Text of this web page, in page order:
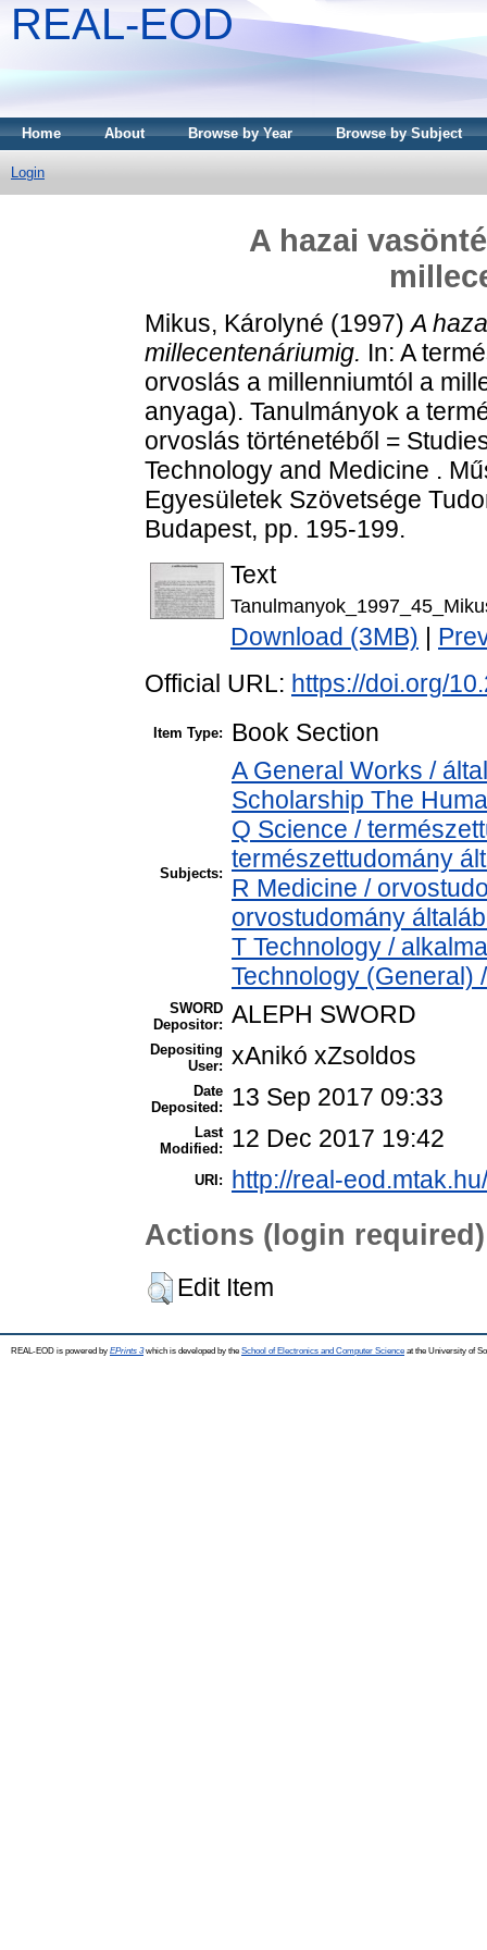
REAL-EOD
Home About Browse by Year Browse by Subject
Login
A hazai
Mikus, Károlyné (1997)A
millecentenáriumig. In: A
orvoslás a millenniumtól a
anyaga). Tanulmányok a
orvoslás történetéből =
Technology and Medicine .
Egyesületek Szövetsége
Budapest, pp. 195-199.
Text
Download (3MB)
Official URL: https://doi.org/
Item Type: Book Section
Subjects:
A General Works /
Scholarship The
Q Science /
természettudomány
R Medicine /
orvostudomány
T Technology /
Technology (General)
SWORD
Depositor: ALEPH SWORD
Depositing
User: xAnikó xZsoldos
Date
Deposited:
13 Sep 2017 09:33
Last
Modified:
12 Dec 2017 19:42
URI: http://real-
Actions (login required)
Edit Item
REAL-EOD is powered by EPrints 3which is developed by the School of Electronics and Computer Science at the University of